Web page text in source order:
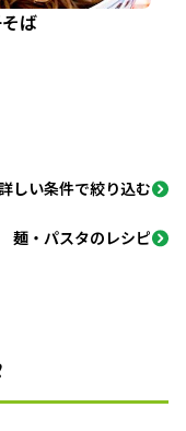
ば
しい条件で絞り込む
麺・パスタのレシピ